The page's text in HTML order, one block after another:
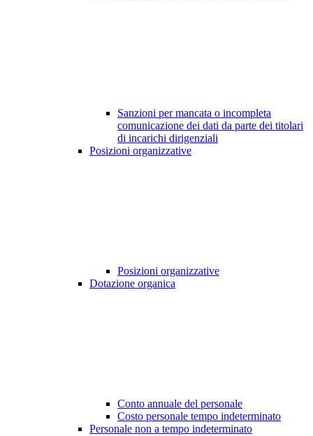
Sanzioni per mancata o incompleta
comunicazione dei dati da parte dei titolari
di incarichi dirigenziali
Posizioni organizzative
Posizioni organizzative
Dotazione organica
Conto annuale del personale
Costo personale tempo indeterminato
Personale non a tempo indeterminato